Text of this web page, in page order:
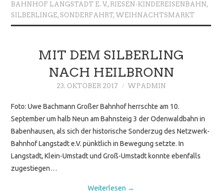
BAHNHOF LANGSTADT E. V., RIESEN-KINDEREISENBAHN,
SILBERLINGE, SONDERFAHRT, WEIHNACHTSMARKT
MIT DEM SILBERLING
NACH HEILBRONN
23. OKTOBER 2017 WPADMIN
Foto: Uwe Bachmann Großer Bahnhof herrschte am 10.
September um halb Neun am Bahnsteig 3 der Odenwaldbahn in
Babenhausen, als sich der historische Sonderzug des Netzwerk-
Bahnhof Langstadt e.V. pünktlich in Bewegung setzte. In
Langstadt, Klein-Umstadt und Groß-Umstadt konnte ebenfalls
zugestiegen…
Weiterlesen →